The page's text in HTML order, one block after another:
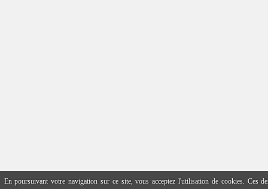
En poursuivant votre navigation sur ce site, vous acceptez l'utilisation de cookies. Ces